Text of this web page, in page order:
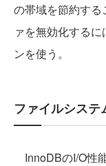
の帯域を節約す
ァを無効化する
ンを使う。
ファイルシステ
InnoDBのI/O性